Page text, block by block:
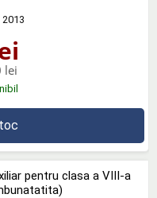
2013
lei